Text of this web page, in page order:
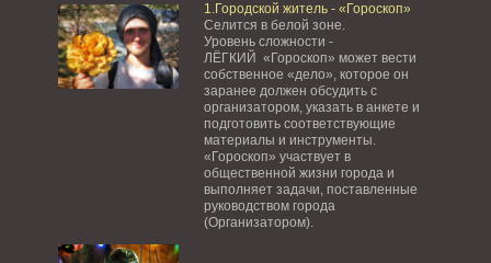
1.Городской житель - «Гороскоп»
Селится в белой зоне.
Уровень сложности -
ЛЁГКИЙ «Гороскоп» может вести
собственное «дело», которое он
заранее должен обсудить с
организатором, указать в анкете и
подготовить соответствующие
материалы и инструменты.
«Гороскоп» участвует в
общественной жизни города и
выполняет задачи, поставленные
руководством города
(Организатором).